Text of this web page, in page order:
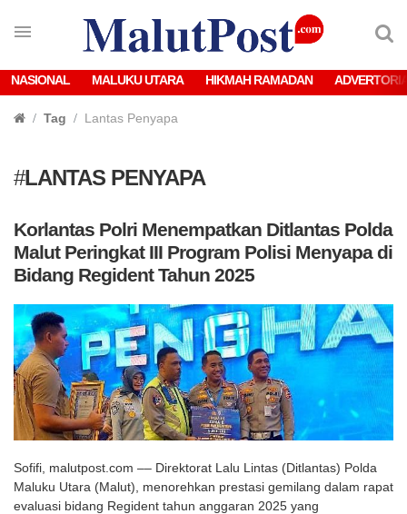
NASIONAL MALUKU UTARA HIKMAH RAMADAN
Tag Lantas Penyapa
#LANTAS PENYAPA
Korlantas Polri Menempatkan Ditlantas Polda
Malut Peringkat III Program Polisi Menyapa di
Bidang Regident Tahun 2025
Sofifi, malutpost.com –– Direktorat Lalu Lintas (Ditlantas) Polda
Maluku Utara (Malut), menorehkan prestasi gemilang dalam rapat
evaluasi bidang Regident tahun anggaran 2025 yang